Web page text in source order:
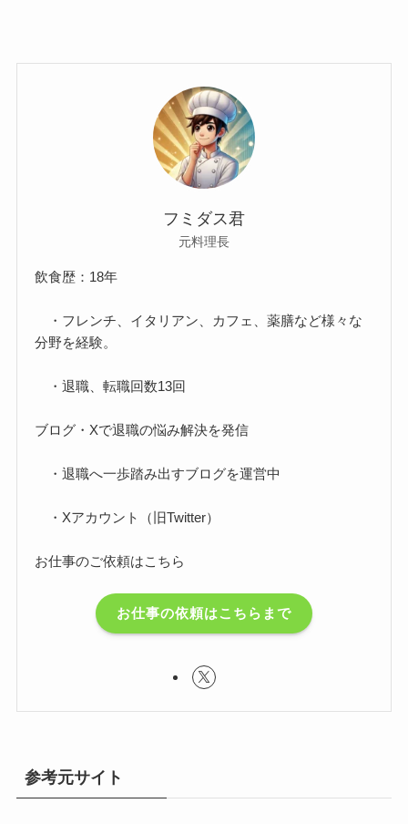
フミダス君
元料理長
飲食歴：18年
・フレンチ、イタリアン、カフェ、薬膳など様々な
分野を経験。
・退職、転職回数13回
ブログ・Xで退職の悩み解決を発信
・退職へ一歩踏み出すブログを運営中
・Xアカウント（旧Twitter）
お仕事のご依頼はこちら
お仕事の依頼はこちらまで
参考元サイト